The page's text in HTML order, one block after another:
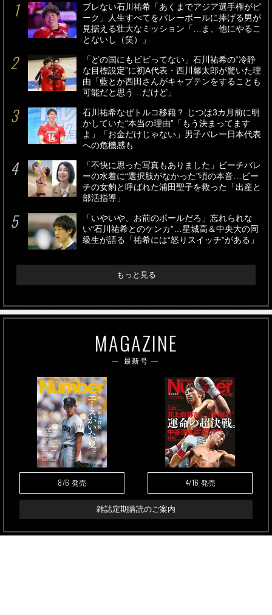
ブレない石川祐希「あくまでアジア選手権がピ
ーク」人生すべてをバレーボールに捧げる男が
見据える壮大なミッション「…ま、他にやるこ
とないし（笑）」
「どの国にもビビってない」石川祐希の“冷静
な目標設定”に初A代表・西川馨太郎が驚いた理
由「藍とか西田さんがキャプテンをすることも
可能だと思う…だけど」
石川祐希なぜトルコ移籍？ じつは3カ月前に明
かしていた“本当の理由”「もう決まってます
よ」「お金だけじゃない」男子バレー日本代表
への危機感も
「不快に思った写真もありました」ビーチバレ
ーの水着に“選択肢がなかった”頃の本音…ビー
チの女豹と呼ばれた浦田聖子を救った「出産と
部活指導」
「いやいや、お前のボールだろ」忘れられな
い“石川祐希とのケンカ”…星城高＆中央大の同
級生が語る「祐希には“怒りスイッチ”がある」
もっと見る
MAGAZINE
最新号
8/6 発売 4/16 発売
雑誌定期購読のご案内